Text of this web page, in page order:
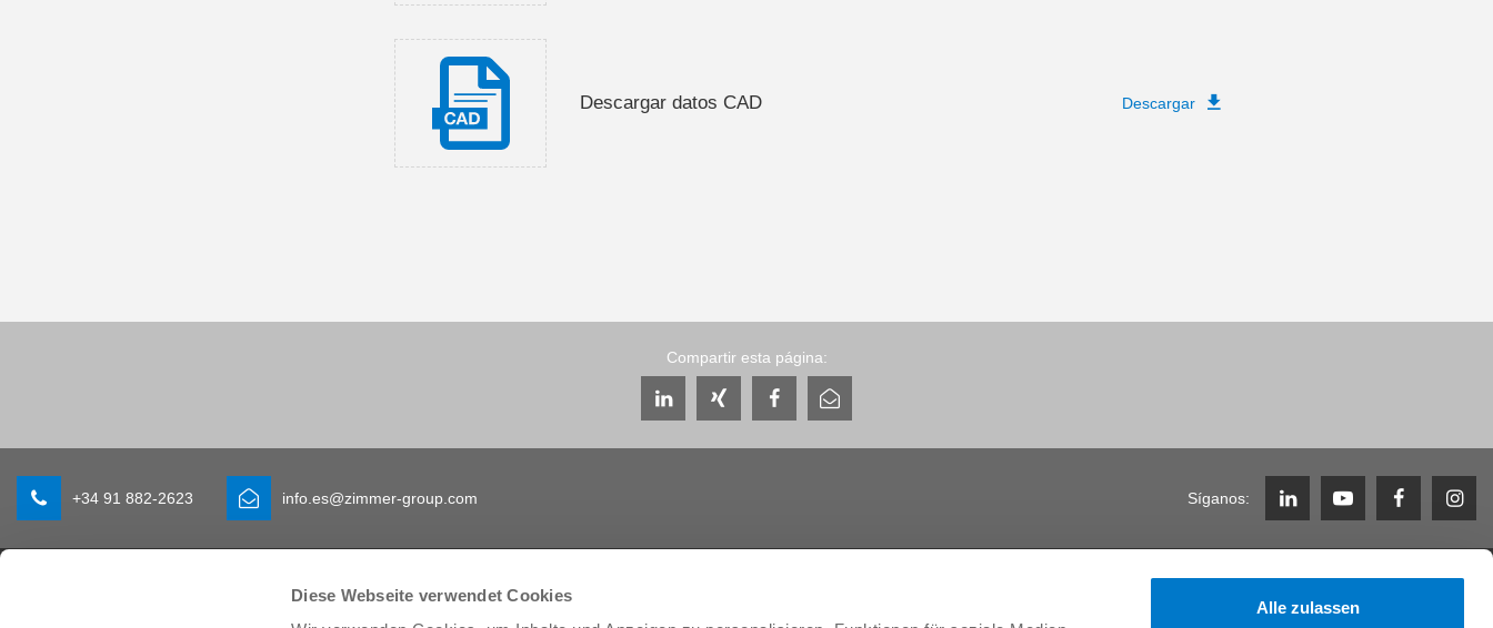
Diese Webseite verwendet Cookies
Alle zulassen
Descargar datos CAD Descargar
Compartir esta página:
+34 91 882-2623 info.es@zimmer-group.com Síganos:
Trabajar en Zimmer Group